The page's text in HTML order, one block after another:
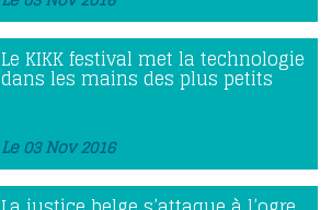
Le KIKK festival met la technologie
dans les mains des plus petits
Le 03 Nov 2016